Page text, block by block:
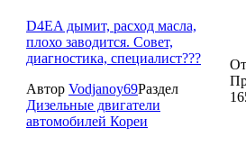
D4EA дымит, расход масла,
плохо заводится. Совет,
диагностика, специалист???
Автор Vodjanoy69Раздел
Дизельные двигатели
автомобилей Кореи